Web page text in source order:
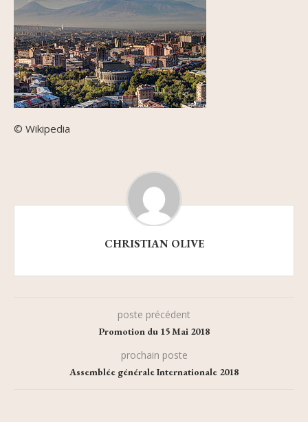
© Wikipedia
CHRISTIAN OLIVE
poste précédent
Promotion du 15 Mai 2018
prochain poste
Assemblée générale Internationale 2018